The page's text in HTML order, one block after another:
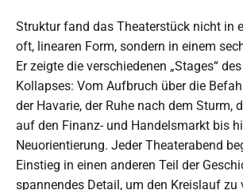
Struktur fand das Theaterstück nicht in
oft, linearen Form, sondern in einem
Er zeigte die verschiedenen „Stages“
Kollapses: Vom Aufbruch über die
der Havarie, der Ruhe nach dem Sturm,
auf den Finanz- und Handelsmarkt bis
Neuorientierung. Jeder Theaterabend
Einstieg in einen anderen Teil der
spannendes Detail, um den Kreislauf zu